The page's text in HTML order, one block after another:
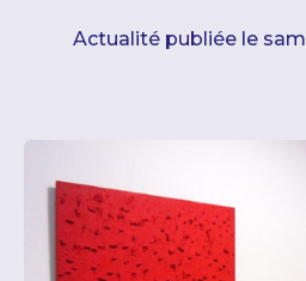
Actualité publiée le